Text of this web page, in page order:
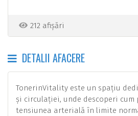
212 afișări
DETALII AFACERE
TonerinVitality este un spațiu
și circulației, unde descoperi cum
tensiunea arterială în limite